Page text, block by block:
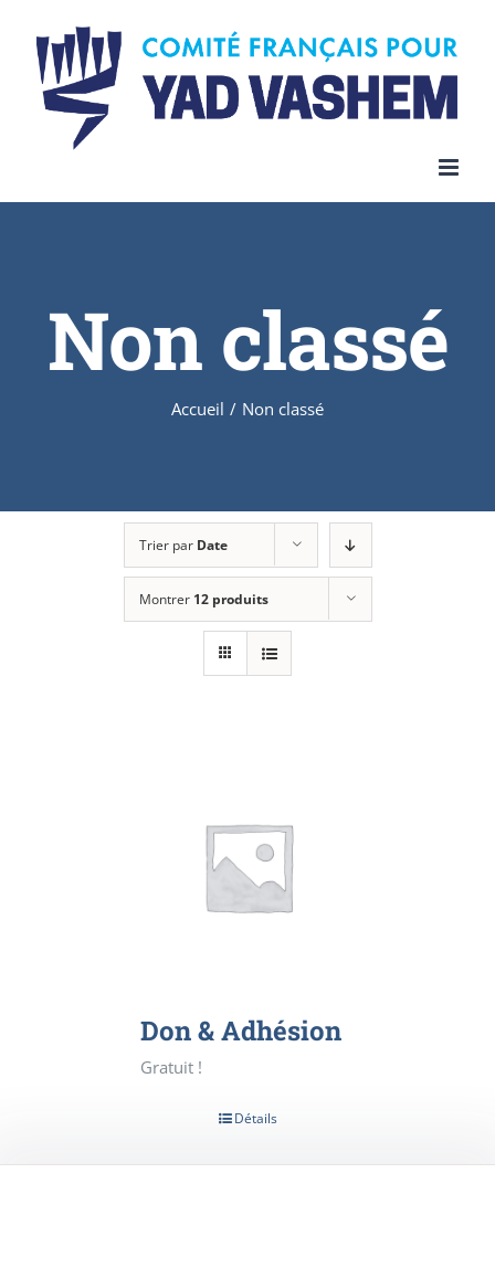
content
Non classé
Accueil / Non classé
Trier par Date
Montrer 12 produits
Don & Adhésion
Gratuit !
Détails